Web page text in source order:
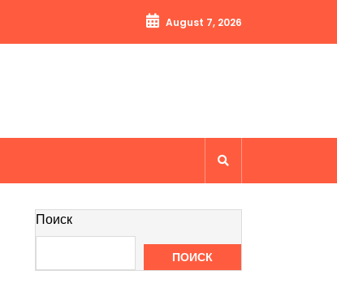
August 7, 2026
Поиск
ПОИСК